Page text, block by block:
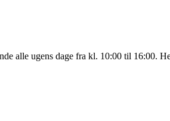
alle ugens dage fra kl. 10:00 til 16:00.